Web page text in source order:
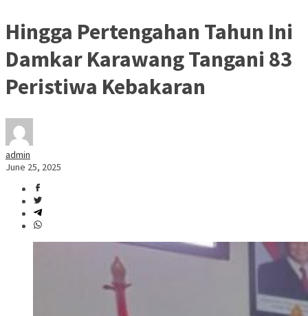
Hingga Pertengahan Tahun Ini
Damkar Karawang Tangani 83
Peristiwa Kebakaran
admin
June 25, 2025